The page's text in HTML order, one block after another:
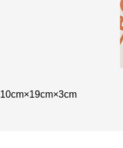
10cm×19cm×3cm